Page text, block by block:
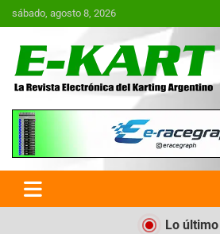
Saltar
al
sábado, agosto 8, 2026
E-Kart.com.ar | La
Electrónica del
Argentina
Lo último